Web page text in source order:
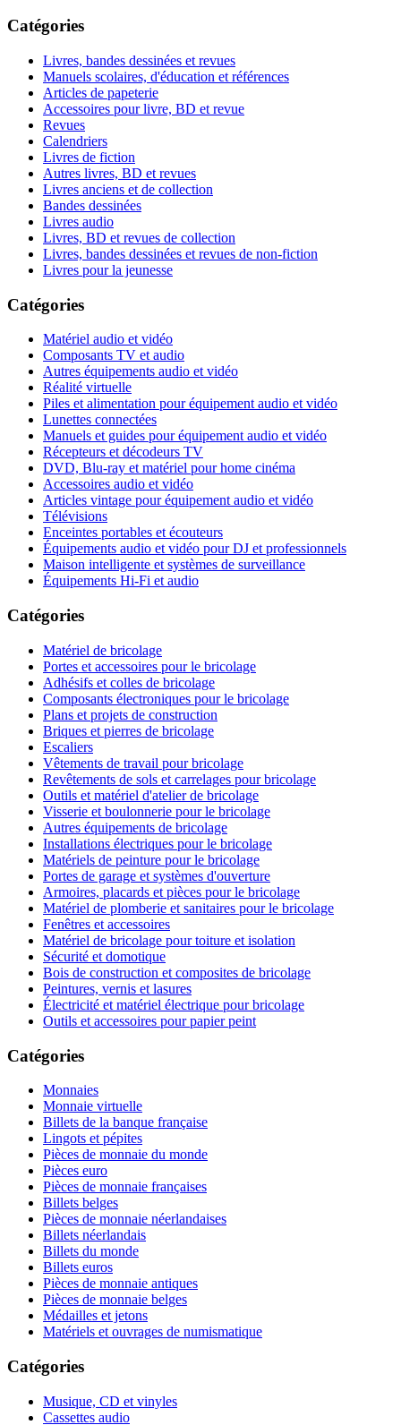
Catégories
Livres, bandes dessinées et revues
Manuels scolaires, d'éducation et références
Articles de papeterie
Accessoires pour livre, BD et revue
Revues
Calendriers
Livres de fiction
Autres livres, BD et revues
Livres anciens et de collection
Bandes dessinées
Livres audio
Livres, BD et revues de collection
Livres, bandes dessinées et revues de non-fiction
Livres pour la jeunesse
Catégories
Matériel audio et vidéo
Composants TV et audio
Autres équipements audio et vidéo
Réalité virtuelle
Piles et alimentation pour équipement audio et vidéo
Lunettes connectées
Manuels et guides pour équipement audio et vidéo
Récepteurs et décodeurs TV
DVD, Blu-ray et matériel pour home cinéma
Accessoires audio et vidéo
Articles vintage pour équipement audio et vidéo
Télévisions
Enceintes portables et écouteurs
Équipements audio et vidéo pour DJ et professionnels
Maison intelligente et systèmes de surveillance
Équipements Hi-Fi et audio
Catégories
Matériel de bricolage
Portes et accessoires pour le bricolage
Adhésifs et colles de bricolage
Composants électroniques pour le bricolage
Plans et projets de construction
Briques et pierres de bricolage
Escaliers
Vêtements de travail pour bricolage
Revêtements de sols et carrelages pour bricolage
Outils et matériel d'atelier de bricolage
Visserie et boulonnerie pour le bricolage
Autres équipements de bricolage
Installations électriques pour le bricolage
Matériels de peinture pour le bricolage
Portes de garage et systèmes d'ouverture
Armoires, placards et pièces pour le bricolage
Matériel de plomberie et sanitaires pour le bricolage
Fenêtres et accessoires
Matériel de bricolage pour toiture et isolation
Sécurité et domotique
Bois de construction et composites de bricolage
Peintures, vernis et lasures
Électricité et matériel électrique pour bricolage
Outils et accessoires pour papier peint
Catégories
Monnaies
Monnaie virtuelle
Billets de la banque française
Lingots et pépites
Pièces de monnaie du monde
Pièces euro
Pièces de monnaie françaises
Billets belges
Pièces de monnaie néerlandaises
Billets néerlandais
Billets du monde
Billets euros
Pièces de monnaie antiques
Pièces de monnaie belges
Médailles et jetons
Matériels et ouvrages de numismatique
Catégories
Musique, CD et vinyles
Cassettes audio